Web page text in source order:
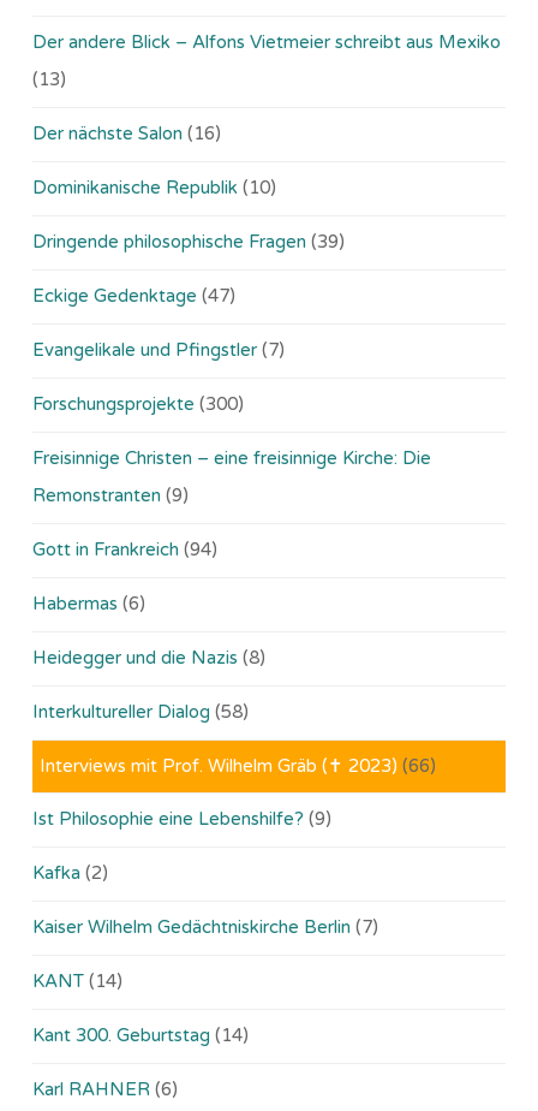
Der andere Blick – Alfons Vietmeier schreibt aus Mexiko
(13)
Der nächste Salon (16)
Dominikanische Republik (10)
Dringende philosophische Fragen (39)
Eckige Gedenktage (47)
Evangelikale und Pfingstler (7)
Forschungsprojekte (300)
Freisinnige Christen – eine freisinnige Kirche: Die
Remonstranten (9)
Gott in Frankreich (94)
Habermas (6)
Heidegger und die Nazis (8)
Interkultureller Dialog (58)
Interviews mit Prof. Wilhelm Gräb (✝ 2023) (66)
Ist Philosophie eine Lebenshilfe? (9)
Kafka (2)
Kaiser Wilhelm Gedächtniskirche Berlin (7)
KANT (14)
Kant 300. Geburtstag (14)
Karl RAHNER (6)